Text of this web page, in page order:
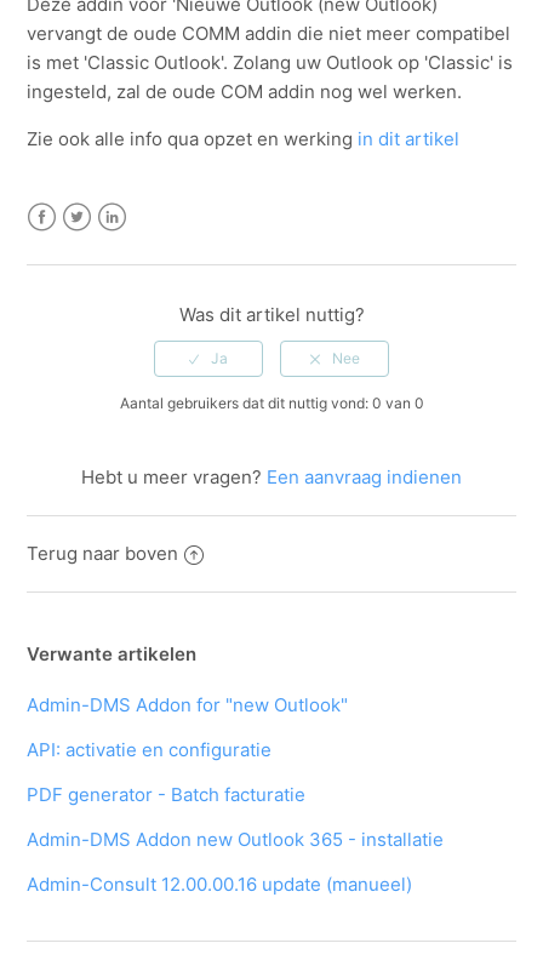
API: Werking voor de Softwareleverancier
Deze addin voor 'Nieuwe Outlook (new Outlook)
vervangt de oude COMM addin die niet meer compatibel
is met 'Classic Outlook'. Zolang uw Outlook op 'Classic' is
ingesteld, zal de oude COM addin nog wel werken.
Zie ook alle info qua opzet en werking in dit artikel
Was dit artikel nuttig?
Aantal gebruikers dat dit nuttig vond: 0 van 0
Hebt u meer vragen? Een aanvraag indienen
Terug naar boven
Verwante artikelen
Admin-DMS Addon for "new Outlook"
API: activatie en configuratie
PDF generator - Batch facturatie
Admin-DMS Addon new Outlook 365 - installatie
Admin-Consult 12.00.00.16 update (manueel)